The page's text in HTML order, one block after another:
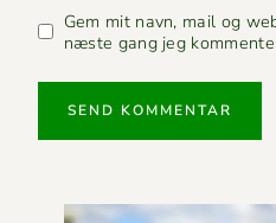
Gem mit navn, mail og
næste gang jeg